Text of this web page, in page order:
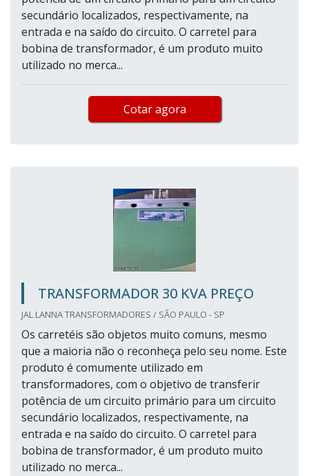
secundário localizados, respectivamente, na
entrada e na saído do circuito. O carretel para
bobina de transformador, é um produto muito
utilizado no merca...
Cotar agora
TRANSFORMADOR 30 KVA PREÇO
JAL LANNA TRANSFORMADORES / SÃO PAULO - SP
Os carretéis são objetos muito comuns, mesmo
que a maioria não o reconheça pelo seu nome. Este
produto é comumente utilizado em
transformadores, com o objetivo de transferir
potência de um circuito primário para um circuito
secundário localizados, respectivamente, na
entrada e na saído do circuito. O carretel para
bobina de transformador, é um produto muito
utilizado no merca...